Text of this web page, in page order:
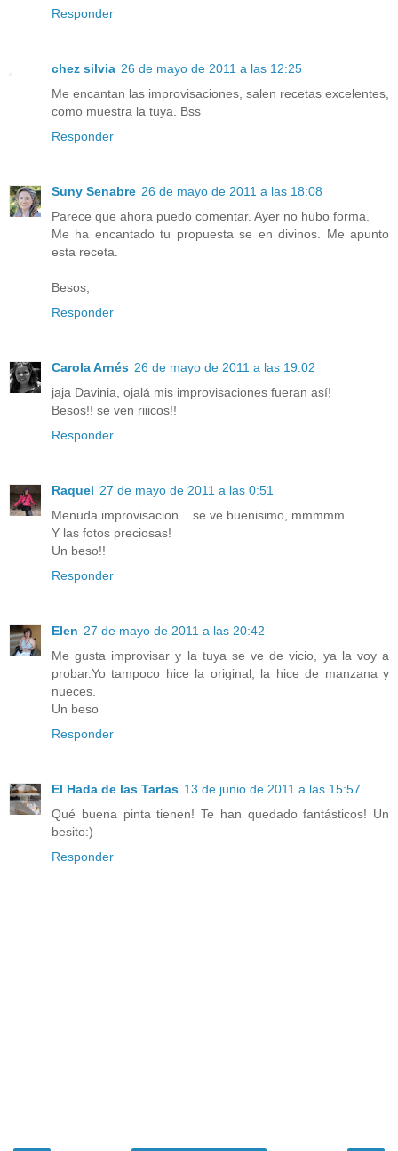
Responder
chez silvia 26 de mayo de 2011 a las 12:25
Me encantan las improvisaciones, salen recetas excelentes,
como muestra la tuya. Bss
Responder
Suny Senabre 26 de mayo de 2011 a las 18:08
Parece que ahora puedo comentar. Ayer no hubo forma.
Me ha encantado tu propuesta se en divinos. Me apunto
esta receta.
Besos,
Responder
Carola Arnés 26 de mayo de 2011 a las 19:02
jaja Davinia, ojalá mis improvisaciones fueran así!
Besos!! se ven riiicos!!
Responder
Raquel 27 de mayo de 2011 a las 0:51
Menuda improvisacion....se ve buenisimo, mmmmm..
Y las fotos preciosas!
Un beso!!
Responder
Elen 27 de mayo de 2011 a las 20:42
Me gusta improvisar y la tuya se ve de vicio, ya la voy a
probar.Yo tampoco hice la original, la hice de manzana y
nueces.
Un beso
Responder
El Hada de las Tartas 13 de junio de 2011 a las 15:57
Qué buena pinta tienen! Te han quedado fantásticos! Un
besito:)
Responder